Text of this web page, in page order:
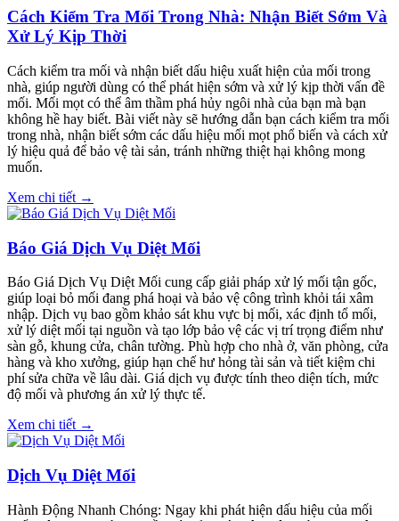
Cách Kiểm Tra Mối Trong Nhà: Nhận Biết Sớm Và
Xử Lý Kịp Thời
Cách kiểm tra mối và nhận biết dấu hiệu xuất hiện của mối trong
nhà, giúp người dùng có thể phát hiện sớm và xử lý kịp thời vấn đề
mối. Mối mọt có thể âm thầm phá hủy ngôi nhà của bạn mà bạn
không hề hay biết. Bài viết này sẽ hướng dẫn bạn cách kiểm tra mối
trong nhà, nhận biết sớm các dấu hiệu mối mọt phổ biến và cách xử
lý hiệu quả để bảo vệ tài sản, tránh những thiệt hại không mong
muốn.
Xem chi tiết →
Báo Giá Dịch Vụ Diệt Mối
Báo Giá Dịch Vụ Diệt Mối cung cấp giải pháp xử lý mối tận gốc,
giúp loại bỏ mối đang phá hoại và bảo vệ công trình khỏi tái xâm
nhập. Dịch vụ bao gồm khảo sát khu vực bị mối, xác định tổ mối,
xử lý diệt mối tại nguồn và tạo lớp bảo vệ các vị trí trọng điểm như
sàn gỗ, khung cửa, chân tường. Phù hợp cho nhà ở, văn phòng, cửa
hàng và kho xưởng, giúp hạn chế hư hỏng tài sản và tiết kiệm chi
phí sửa chữa về lâu dài. Giá dịch vụ được tính theo diện tích, mức
độ mối và phương án xử lý thực tế.
Xem chi tiết →
Dịch Vụ Diệt Mối
Hành Động Nhanh Chóng: Ngay khi phát hiện dấu hiệu của mối